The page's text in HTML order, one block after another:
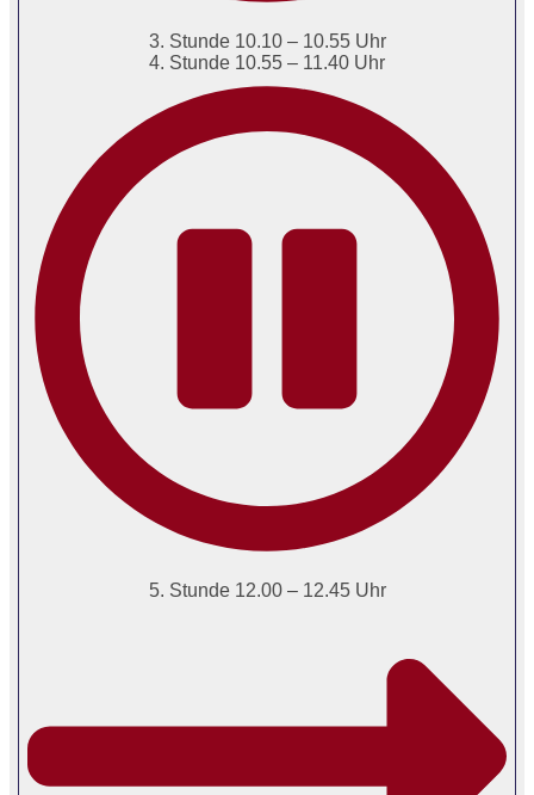
3. Stunde 10.10 – 10.55 Uhr
4. Stunde 10.55 – 11.40 Uhr
5. Stunde 12.00 – 12.45 Uhr